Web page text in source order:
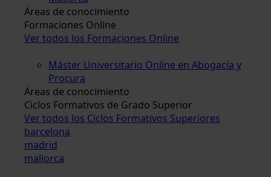
Áreas de conocimiento
Formaciones Online
Ver todos los Formaciones Online
Máster Universitario Online en Abogacía y
Procura
Áreas de conocimiento
Ciclos Formativos de Grado Superior
Ver todos los Ciclos Formativos Superiores
barcelona
madrid
mallorca